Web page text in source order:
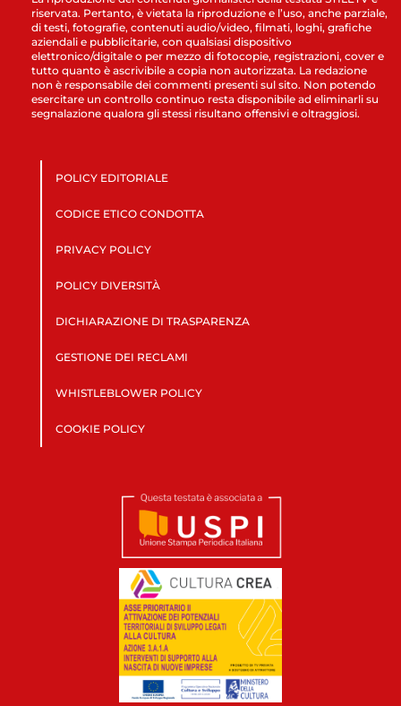
riservata. Pertanto, è vietata la riproduzione e l’uso, anche parziale,
di testi, fotografie, contenuti audio/video, filmati, loghi, grafiche
aziendali e pubblicitarie, con qualsiasi dispositivo
elettronico/digitale o per mezzo di fotocopie, registrazioni, cover e
tutto quanto è ascrivibile a copia non autorizzata. La redazione
non è responsabile dei commenti presenti sul sito. Non potendo
esercitare un controllo continuo resta disponibile ad eliminarli su
segnalazione qualora gli stessi risultano offensivi e oltraggiosi.
POLICY EDITORIALE
CODICE ETICO CONDOTTA
PRIVACY POLICY
POLICY DIVERSITÀ
DICHIARAZIONE DI TRASPARENZA
GESTIONE DEI RECLAMI
WHISTLEBLOWER POLICY
COOKIE POLICY